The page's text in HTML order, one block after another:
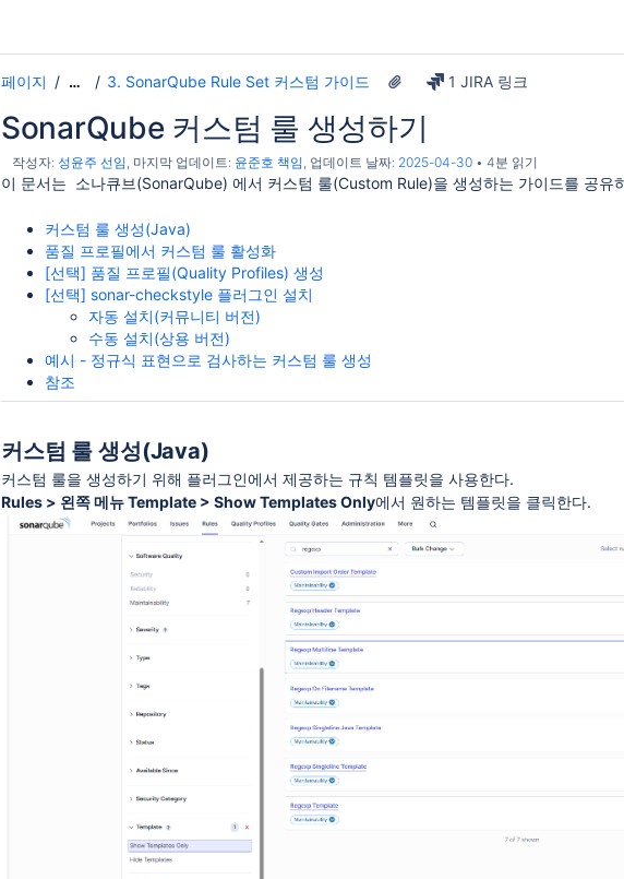
페이지 … 3. SonarQube Rule Set 커스텀 가이드 1 JIRA 링크
SonarQube 커스텀 룰 생성하기
작성자: 성윤주 선임, 마지막 업데이트: 윤준호 책임, 업데이트 날짜: 2025-04-30 4분 읽기
이 문서는 소나큐브(SonarQube) 에서 커스텀 룰(Custom Rule)을 생성하는 가이드를 공유
커스텀 룰 생성(Java)
품질 프로필에서 커스텀 룰 활성화
[선택] 품질 프로필(Quality Profiles) 생성
[선택] sonar-checkstyle 플러그인 설치
자동 설치(커뮤니티 버전)
수동 설치(상용 버전)
예시 - 정규식 표현으로 검사하는 커스텀 룰 생성
참조
커스텀 룰 생성(Java)
커스텀 룰을 생성하기 위해 플러그인에서 제공하는 규칙 템플릿을 사용한다.
Rules > 왼쪽 메뉴 Template > Show Templates Only에서 원하는 템플릿을 클릭한다.